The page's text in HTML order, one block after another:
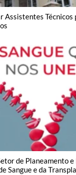
Assistentes Técnicos
de Planeamento
Sangue e da